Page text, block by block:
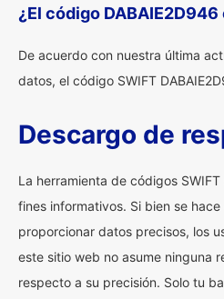
¿El código
De acuerdo con nuestra última
datos, el código SWIFT
Descargo de
La herramienta de códigos
fines informativos. Si bien se
proporcionar datos precisos, los
este sitio web no asume ninguna
respecto a su precisión. Solo tu